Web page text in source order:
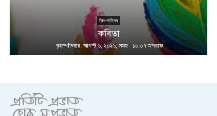
শিল্প-সাহিত্য
কবিতা
বৃহস্পতিবার, আগস্ট ৬, ২০২৬; সময় : ১০:০৭ অপরাহ্ণ